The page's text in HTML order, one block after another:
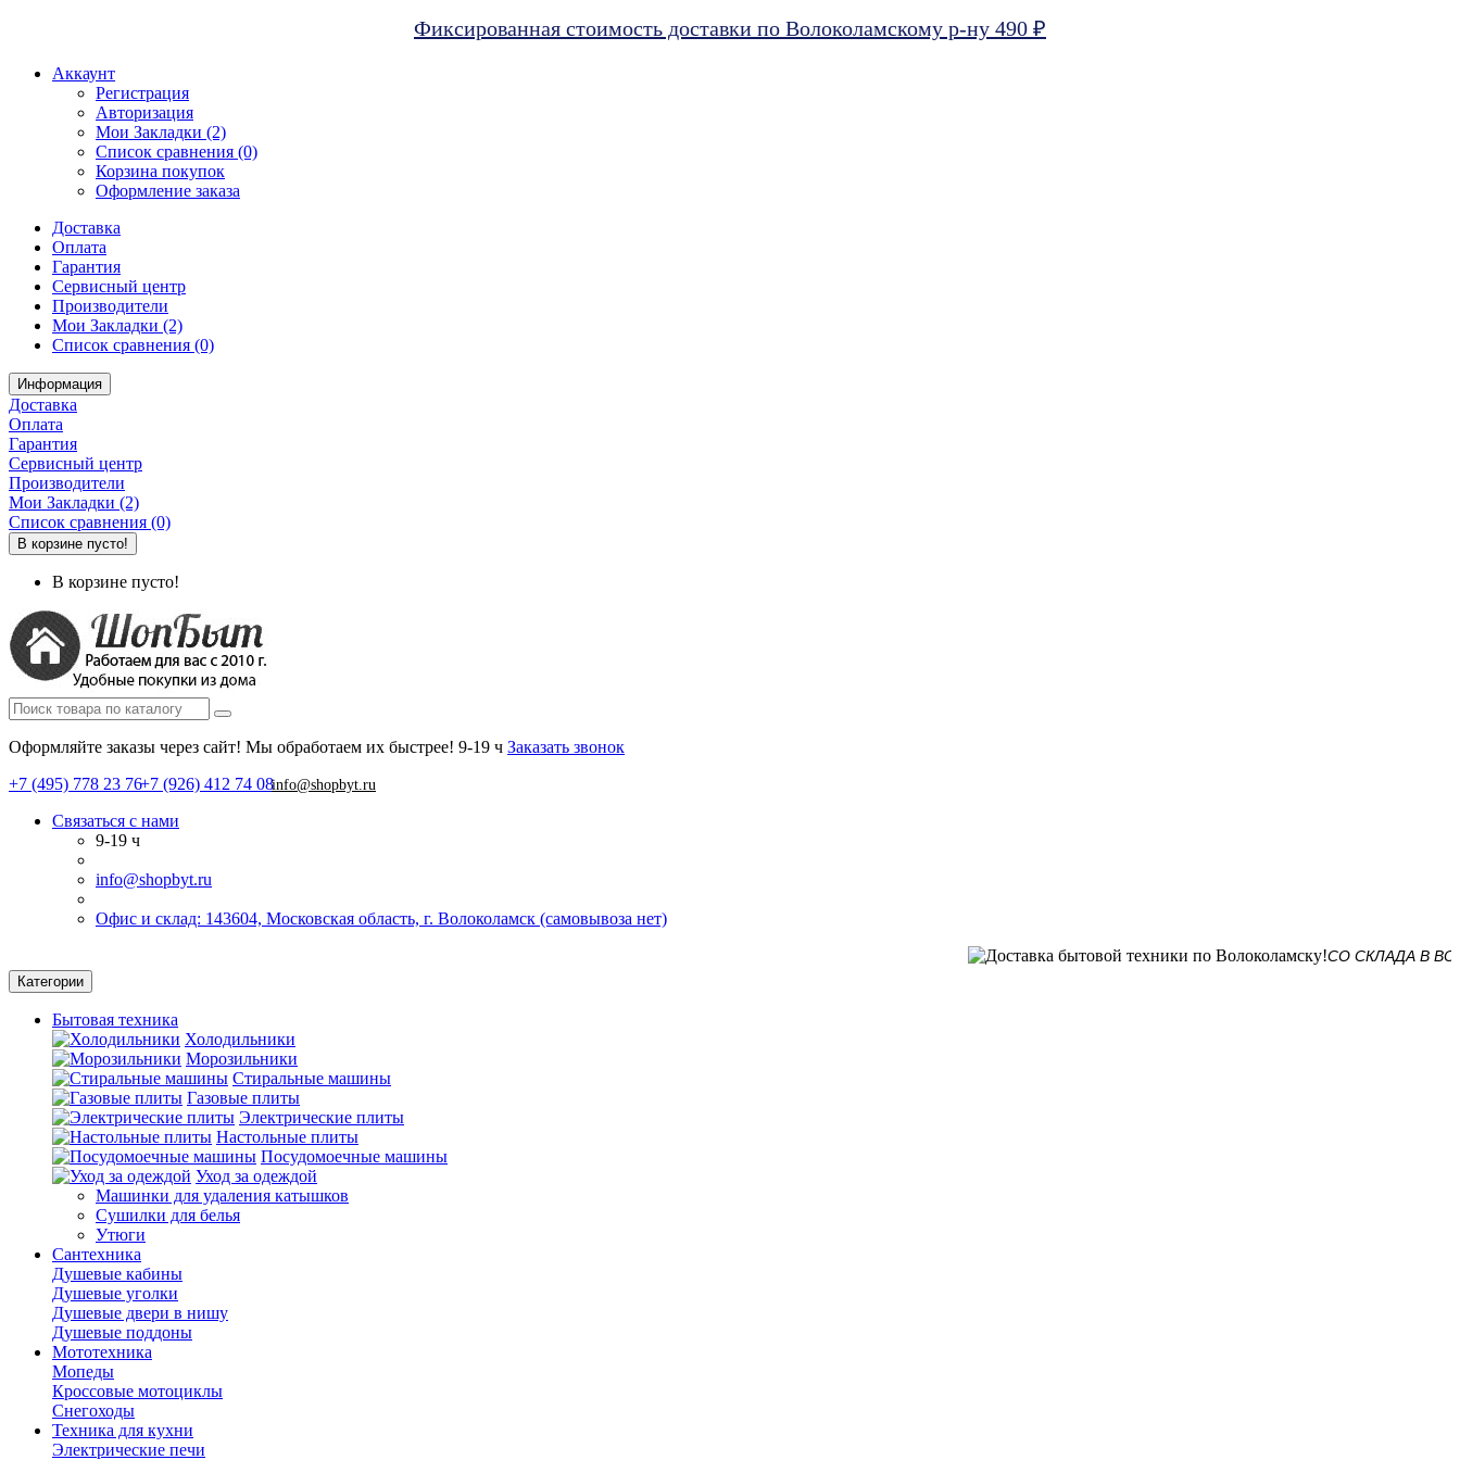
Фиксированная стоимость доставки по Волоколамскому р-ну 490 ₽
Аккаунт
Регистрация
Авторизация
Мои Закладки (2)
Список сравнения (0)
Корзина покупок
Оформление заказа
Доставка
Оплата
Гарантия
Сервисный центр
Производители
Мои Закладки (2)
Список сравнения (0)
Информация
Доставка
Оплата
Гарантия
Сервисный центр
Производители
Мои Закладки (2)
Список сравнения (0)
В корзине пусто!
В корзине пусто!
Оформляйте заказы через сайт! Мы обработаем их быстрее! 9-19 ч Заказать звонок
+7 (495) 778 23 76+7 (926) 412 74 08info@shopbyt.ru
Связаться с нами
9-19 ч
info@shopbyt.ru
Офис и склад: 143604, Московская область, г. Волоколамск (самовывоза нет)
СО СКЛАДА В
Категории
Бытовая техника
Холодильники
Морозильники
Стиральные машины
Газовые плиты
Электрические плиты
Настольные плиты
Посудомоечные машины
Уход за одеждой
Машинки для удаления катышков
Сушилки для белья
Утюги
Сантехника
Душевые кабины
Душевые уголки
Душевые двери в нишу
Душевые поддоны
Мототехника
Мопеды
Кроссовые мотоциклы
Снегоходы
Техника для кухни
Электрические печи